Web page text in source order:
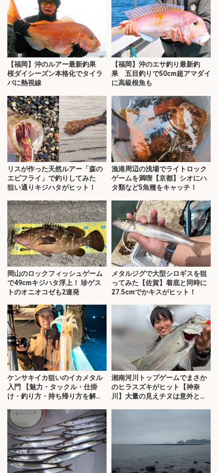
【福岡】沖のルアー最新釣果
桜ダイシーズン本格化でタイラ
バに熱視線
【福岡】沖のエサ釣り最新釣
果 五目釣りで50cm超アマダイ
に高級根魚も
リスが作った天然ルアー「森の
エビフライ」で釣りしてみた
狙い通りキジハタがヒット！
漁港周辺の浅場でライトロック
ゲームを満喫【京都】シオにハ
タ類など5魚種をキャッチ！
岡山のロックフィッシュゲーム
で49cmキジハタ浮上！ 珍ゲス
トのオニオコゼも2連発
メタルジグで大型シロギスを狙
ってみた【佐賀】着底と同時に
27.5cmでかキスがヒット！
ケンサキイカ狙いのイカメタル
入門 【魅力・タックル・仕掛
け・釣り方・持ち帰り方を解
湘南河川トップゲームでまさか
のヒラスズキがヒット【神奈
川】大量の見えチヌは意外と難